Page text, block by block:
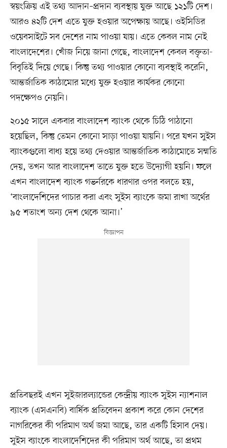
স্বয়ংক্রিয় এই তথ্য আদান–প্রদান ব্যবস্থায় যুক্ত আছে ১২১টি দেশ।
আরও ৪২টি দেশ এতে যুক্ত হওয়ার অপেক্ষায় আছে। ওইসিডির
ওয়েবসাইটে সব দেশের নাম পাওয়া যায়। এতে কেবল নাম নেই
বাংলাদেশের। খোঁজ নিয়ে জানা গেছে, বাংলাদেশ কেবল বক্তৃতা-
বিবৃতিই দিয়ে গেছে। কিন্তু তথ্য পাওয়ার কোনো ব্যবস্থাই করেনি,
আন্তর্জাতিক কাঠামোর মধ্যে যুক্ত হওয়ার কার্যকর কোনো
পদক্ষেপও নেয়নি।
২০১৫ সালে একবার বাংলাদেশ ব্যাংক থেকে চিঠি পাঠানো
হয়েছিল, কিন্তু তেমন কোনো সাড়া পাওয়া যায়নি। পরে যখন সুইস
ব্যাংকগুলো বাধ্য হয়ে তথ্য দেওয়ার আন্তর্জাতিক কাঠামোতে সম্মতি
দেয়, তখন আর বাংলাদেশ তাতে যুক্ত হতে উদ্যোগী হয়নি। ফলে
এখন বাংলাদেশ ব্যাংক গভর্নরকে ধারণার ওপর বলতে হয়,
‘বাংলাদেশিদের পাচার করা এবং সুইস ব্যাংকে জমা রাখা অর্থের
৯৫ শতাংশ অন্য দেশ থেকে আনা।’
প্রতিবছরই এখন সুইজারল্যান্ডের কেন্দ্রীয় ব্যাংক সুইস ন্যাশনাল
ব্যাংক (এসএনবি) বার্ষিক প্রতিবেদন প্রকাশ করে কোন দেশের
নাগরিকের কী পরিমাণ অর্থ জমা আছে, তার একটি হিসাব দেয়।
সুইস ব্যাংকে বাংলাদেশিদের কী পরিমাণ অর্থ আছে, তা প্রথম